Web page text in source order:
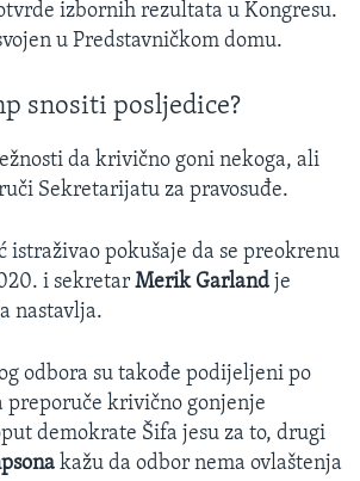
izbornih rezultata u Kongresu.
u Predstavničkom domu.
snositi posljedice?
da krivično goni nekoga, ali
Sekretarijatu za pravosuđe.
istraživao pokušaje da se preokrenu
i sekretar Merik Garland je
nastavlja.
odbora su takođe podijeljeni po
krivično gonjenje
demokrate Šifa jesu za to, drugi
kažu da odbor nema ovlaštenja